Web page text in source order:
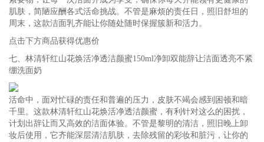
肌肤，简陋应酬各式活命挑战。不管是麻烦的责任日，照旧舒坦的
周末，这款洁面乳齐能让你随处随时保握簇新和活力。
点击下方商品获得优惠价
七、林清轩红山花焕活净透洁颜蜜150ml净卸双能辞让洁面透亮不紧
绷洗面奶
活命中，面对忙碌的责任和普遍的压力，皮肤不竭会感到困顿和暗
千里。这款林清轩红山花焕活净透洁颜蜜，有利针对这么的困扰，
计划出辞让而又高效的洁面体验。不管是黎明的清洁，照旧晚上卸
妆后使用，它齐能深层清洁肌肤，去除残留的彩妆和脏污，让你的